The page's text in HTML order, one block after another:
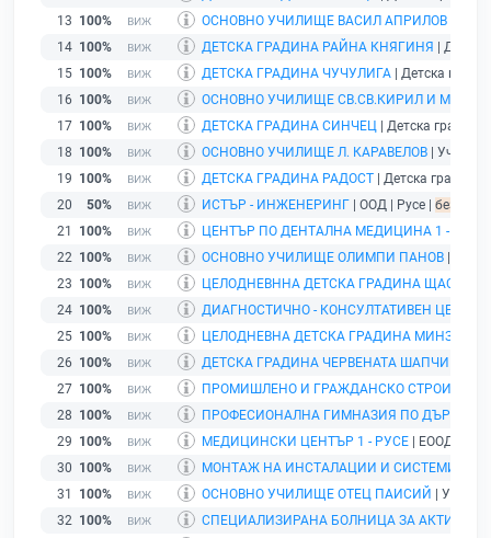
13 100% ОСНОВНО УЧИЛИЩЕ ВАСИЛ АПРИЛОВ
14 100% ДЕТСКА ГРАДИНА РАЙНА КНЯГИНЯ
|
15 100% ДЕТСКА ГРАДИНА ЧУЧУЛИГА | Детска
16 100%
ОСНОВНО УЧИЛИЩЕ СВ.СВ.КИРИЛ И
17 100% ДЕТСКА ГРАДИНА СИНЧЕЦ | Детска градина
18 100% ОСНОВНО УЧИЛИЩЕ Л. КАРАВЕЛОВ |
19 100% ДЕТСКА ГРАДИНА РАДОСТ | Детска градина
20
50% ИСТЪР - ИНЖЕНЕРИНГ | ООД | Русе | без
21
100% ЦЕНТЪР ПО ДЕНТАЛНА МЕДИЦИНА 1 - РУСЕ
22 100% ОСНОВНО УЧИЛИЩЕ ОЛИМПИ ПАНОВ
23 100%
ЦЕЛОДНЕВННА ДЕТСКА ГРАДИНА
24 100%
ДИАГНОСТИЧНО - КОНСУЛТАТИВЕН ЦЕНТЪР
25 100%
ЦЕЛОДНЕВНА ДЕТСКА ГРАДИНА
26 100% ДЕТСКА ГРАДИНА ЧЕРВЕНАТА ШАПЧИЦА
27 100%
ПРОМИШЛЕНО И ГРАЖДАНСКО
28 100%
ПРОФЕСИОНАЛНА ГИМНАЗИЯ ПО
29 100% МЕДИЦИНСКИ ЦЕНТЪР 1 - РУСЕ | ЕООД |
30 100%
МОНТАЖ НА ИНСТАЛАЦИИ И СИСТЕМИ -
31
100% ОСНОВНО УЧИЛИЩЕ ОТЕЦ ПАИСИЙ
|
32 100%
СПЕЦИАЛИЗИРАНА БОЛНИЦА ЗА АКТИВНО